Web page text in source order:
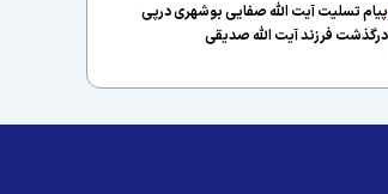
پیام تسلیت آیت الله صفایی بوشهری درپی
درگذشت فرزند آیت الله صدیقی